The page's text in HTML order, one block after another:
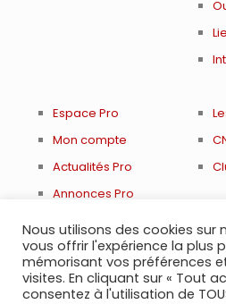
Espace Pro
Mon compte
Actualités Pro
Annonces Pro
Renouveler adhésion
© 2021 Société Française de
Nous utilisons des cookies sur
vous offrir l'expérience la plus
mémorisant vos préférences
visites. En cliquant sur « Tout
consentez à l'utilisation de